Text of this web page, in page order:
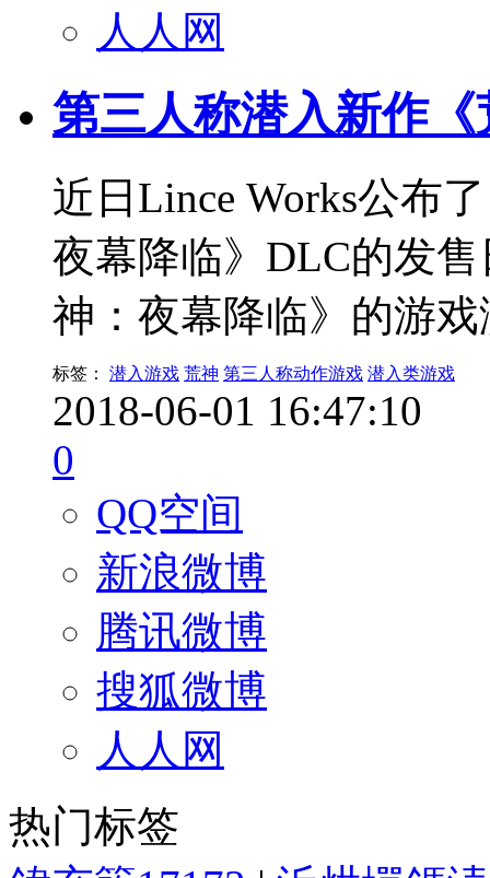
人人网
第三人称潜入新作
近日Lince Works公布
夜幕降临》DLC的发
神：夜幕降临》的游
标签： 潜入游戏 荒神 第三人称动作游戏 潜入类游戏
2018-06-01 16:47:10
0
QQ空间
新浪微博
腾讯微博
搜狐微博
人人网
热门标签